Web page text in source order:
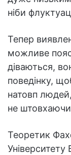
ніби
Тепер
можливе
діваються,
поведінку,
натовп
не
Теоретик